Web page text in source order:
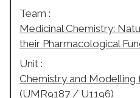
Team :
Medicinal Chemistry:
their Pharmacological
Unit :
Chemistry and
(UMR9187 / U1196)